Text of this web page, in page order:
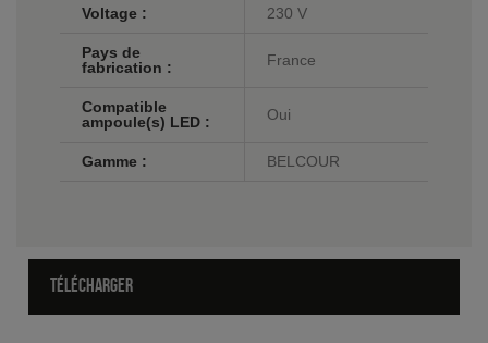
Voltage : 230 V
Pays de
fabrication :
France
Compatible
ampoule(s) LED :
Oui
Gamme : BELCOUR
TÉLÉCHARGER